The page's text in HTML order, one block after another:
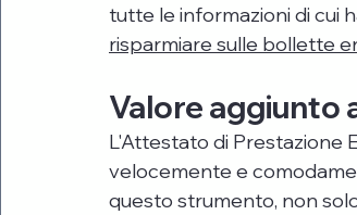
tutte le informazioni di cui
risparmiare sulle bollette
Valore aggiunto
L'Attestato di Prestazione
velocemente e
questo strumento, non